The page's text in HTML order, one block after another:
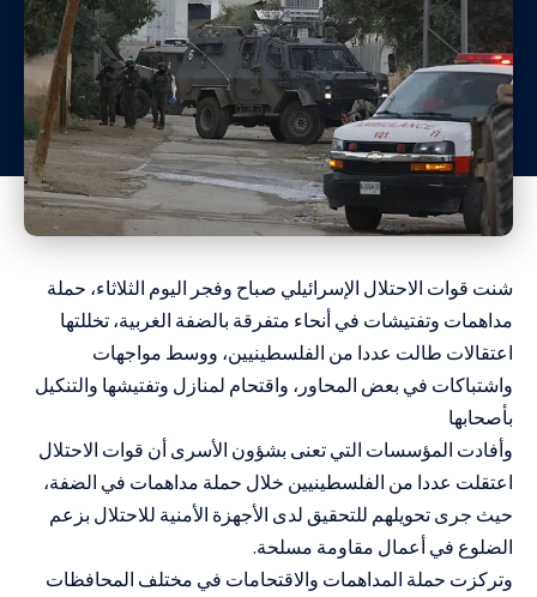
شنت قوات الاحتلال الإسرائيلي صباح وفجر اليوم الثلاثاء، حملة
مداهمات وتفتيشات في أنحاء متفرقة بالضفة الغربية، تخللتها
اعتقالات طالت عددا من الفلسطينيين، ووسط مواجهات
واشتباكات في بعض المحاور، واقتحام لمنازل وتفتيشها والتنكيل
بأصحابها
وأفادت المؤسسات التي تعنى بشؤون الأسرى أن قوات الاحتلال
اعتقلت عددا من الفلسطينيين خلال حملة مداهمات في الضفة،
حيث جرى تحويلهم للتحقيق لدى الأجهزة الأمنية للاحتلال بزعم
الضلوع في أعمال مقاومة مسلحة.
وتركزت حملة المداهمات والاقتحامات في مختلف المحافظات